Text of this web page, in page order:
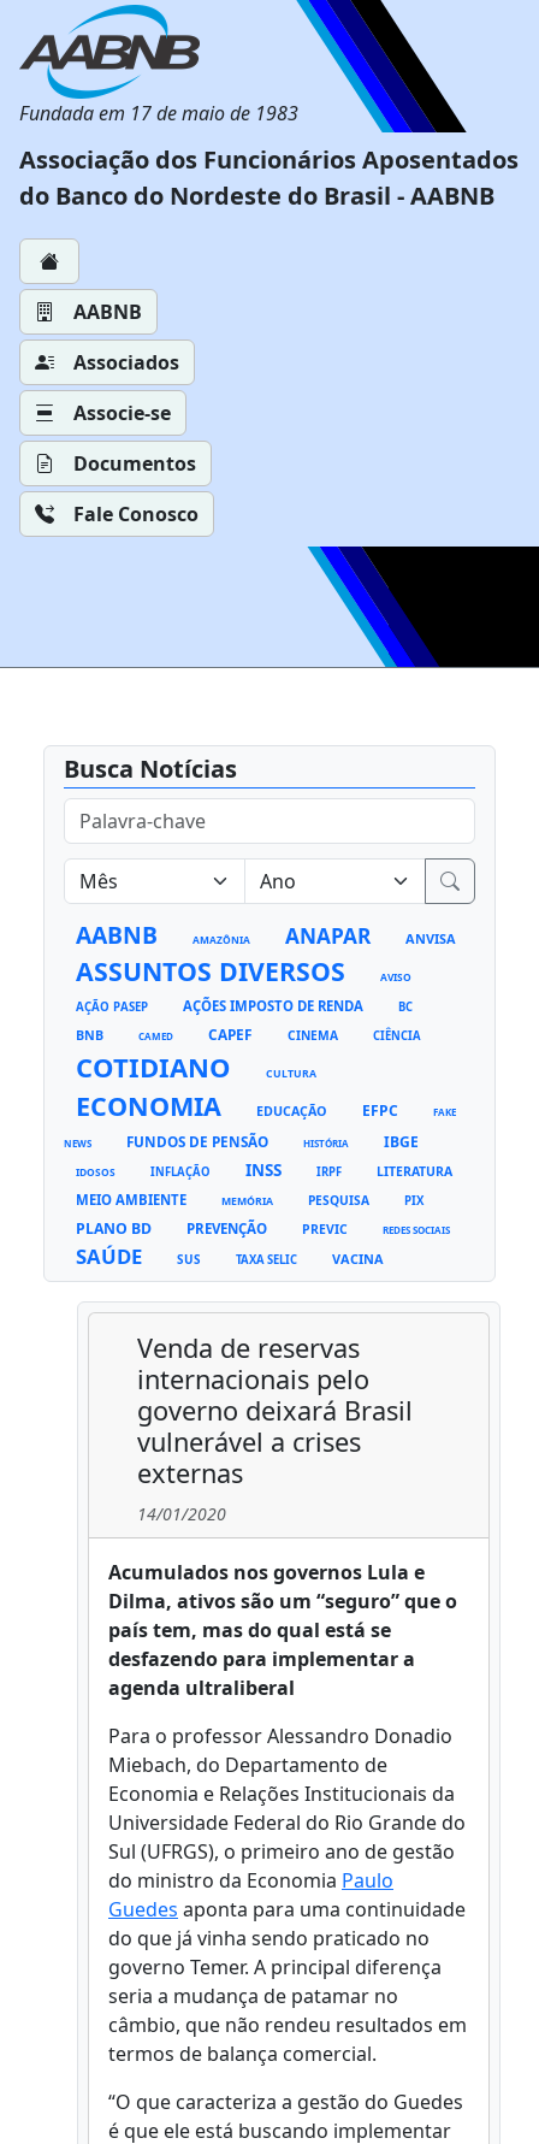
Fundada em 17 de maio de 1983
Associação dos Funcionários Aposentados
do Banco do Nordeste do Brasil - AABNB
AABNB
Associados
Associe-se
Documentos
Fale Conosco
Busca Notícias
AABNB AMAZÔNIA ANAPAR ANVISA
ASSUNTOS DIVERSOS AVISO
AÇÃO PASEP AÇÕES IMPOSTO DE RENDA BC
BNB CAMED CAPEF CINEMA CIÊNCIA
COTIDIANO CULTURA
ECONOMIA EDUCAÇÃO EFPC FAKE
NEWS FUNDOS DE PENSÃO HISTÓRIA IBGE
IDOSOS INFLAÇÃO INSS IRPF LITERATURA
MEIO AMBIENTE MEMÓRIA PESQUISA PIX
PLANO BD PREVENÇÃO PREVIC REDES SOCIAIS
SAÚDE SUS TAXA SELIC VACINA
Venda de reservas
internacionais pelo
governo deixará Brasil
vulnerável a crises
externas
14/01/2020
Acumulados nos governos Lula e
Dilma, ativos são um “seguro” que o
país tem, mas do qual está se
desfazendo para implementar a
agenda ultraliberal
Para o professor Alessandro Donadio
Miebach, do Departamento de
Economia e Relações Institucionais da
Universidade Federal do Rio Grande do
Sul (UFRGS), o primeiro ano de gestão
do ministro da Economia Paulo
Guedes aponta para uma continuidade
do que já vinha sendo praticado no
governo Temer. A principal diferença
seria a mudança de patamar no
câmbio, que não rendeu resultados em
termos de balança comercial.
“O que caracteriza a gestão do Guedes
é que ele está buscando implementar